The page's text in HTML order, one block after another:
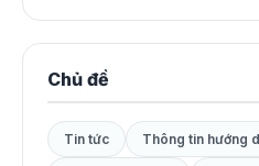
Chủ đề
Tin tức Thông tin hướng